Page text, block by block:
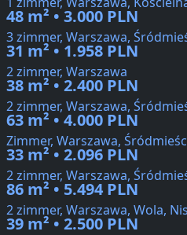
48 m² • 3.000 PLN
3 zimmer, Warszawa,
31 m² • 1.958 PLN
2 zimmer, Warszawa
38 m² • 2.400 PLN
2 zimmer, Warszawa,
63 m² • 4.000 PLN
Zimmer, Warszawa,
33 m² • 2.096 PLN
2 zimmer, Warszawa,
86 m² • 5.494 PLN
2 zimmer, Warszawa, Wola,
39 m² • 2.500 PLN